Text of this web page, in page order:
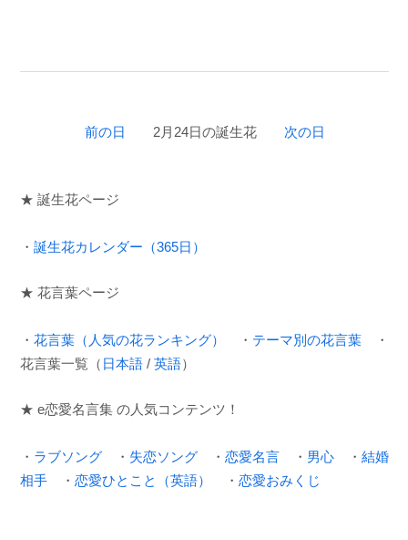
前の日 2月24日の誕生花 次の日
★ 誕生花ページ
・ 誕生花カレンダー（365日）
★ 花言葉ページ
・ 花言葉（人気の花ランキング） ・ テーマ別の花言葉 ・
花言葉一覧（ 日本語 / 英語）
★ e恋愛名言集 の人気コンテンツ！
・ ラブソング ・ 失恋ソング ・ 恋愛名言 ・ 男心 ・ 結婚
相手 ・ 恋愛ひとこと（英語） ・ 恋愛おみくじ